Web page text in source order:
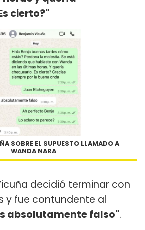
cierto?"
SOBRE EL SUPUESTO LLAMADO A
WANDA NARA
decidió terminar con
y fue contundente al
absolutamente falso".